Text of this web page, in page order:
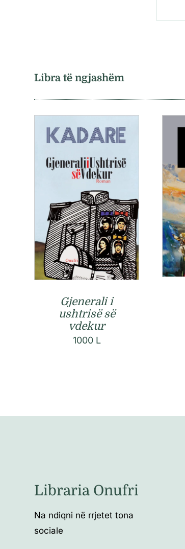
Libra të ngjashëm
Gjenerali i
ushtrisë së
vdekur
1000 L
Libraria Onufri
Na ndiqni në rrjetet tona
sociale